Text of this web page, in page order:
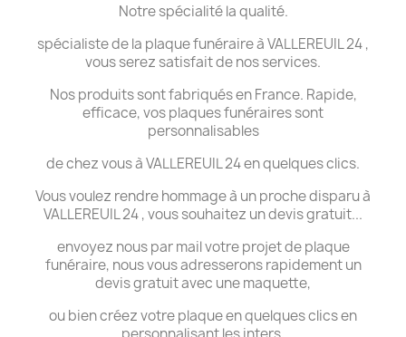
Notre spécialité la qualité.
spécialiste de la plaque funéraire à VALLEREUIL 24 ,
vous serez satisfait de nos services.
Nos produits sont fabriqués en France. Rapide,
efficace, vos plaques funéraires sont
personnalisables
de chez vous à VALLEREUIL 24 en quelques clics.
Vous voulez rendre hommage à un proche disparu à
VALLEREUIL 24 , vous souhaitez un devis gratuit...
envoyez nous par mail votre projet de plaque
funéraire, nous vous adresserons rapidement un
devis gratuit avec une maquette,
ou bien créez votre plaque en quelques clics en